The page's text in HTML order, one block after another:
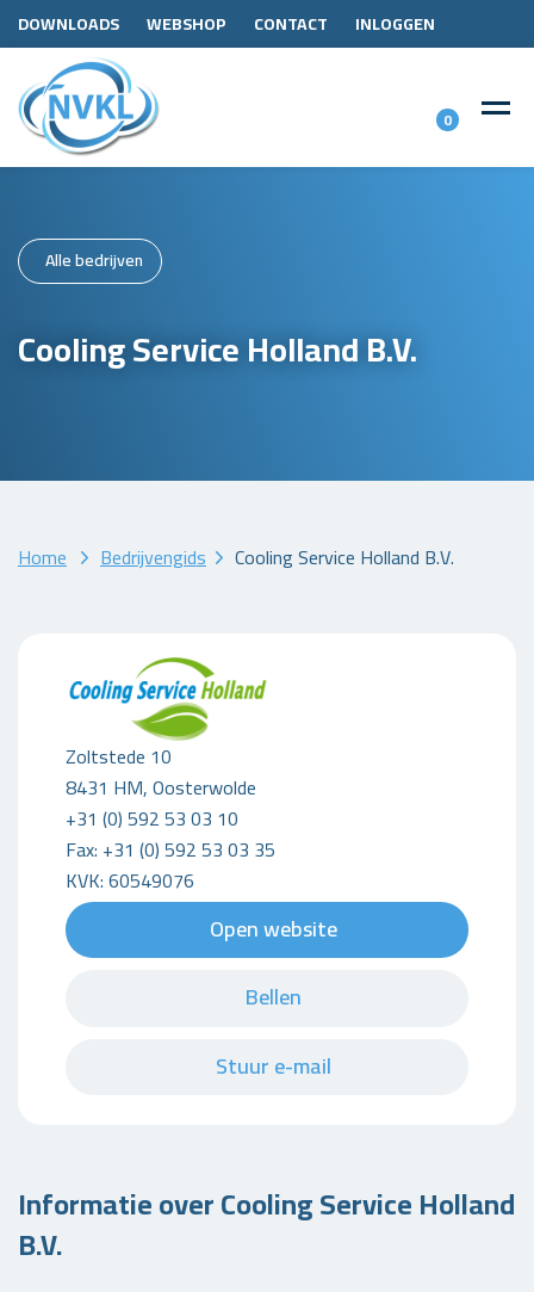
DOWNLOADS WEBSHOP CONTACT INLOGGEN
0
Alle bedrijven
Cooling Service Holland B.V.
Home Bedrijvengids Cooling Service Holland B.V.
Zoltstede 10
8431 HM, Oosterwolde
+31 (0) 592 53 03 10
Fax: +31 (0) 592 53 03 35
KVK: 60549076
Open website
Bellen
Stuur e-mail
Informatie over Cooling Service Holland
B.V.